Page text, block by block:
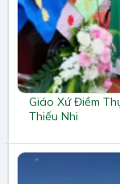
Giáo Xứ Điềm
Thiếu Nhi